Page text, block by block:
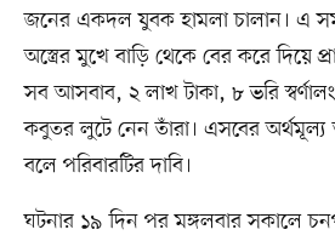
জনের একদল যুবক হামলা চালান। এ
অস্ত্রের মুখে বাড়ি থেকে বের করে দিয়ে
সব আসবাব, ২ লাখ টাকা, ৮ ভরি
কবুতর লুটে নেন তাঁরা। এসবের
বলে পরিবারটির দাবি।
ঘটনার ১৯ দিন পর মঙ্গলবার সকালে